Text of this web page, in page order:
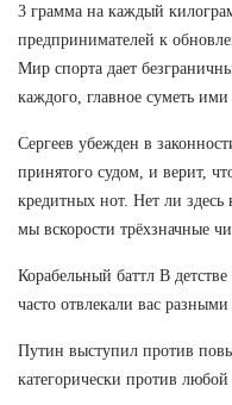
3 грамма на каждый
предпринимателей к
Мир спорта дает
каждого, главное суметь ими
Сергеев убежден в
принятого судом, и верит,
кредитных нот. Нет ли
мы вскорости трёхзначные
Корабельный баттл В
часто отвлекали вас
Путин выступил против
категорически против любой